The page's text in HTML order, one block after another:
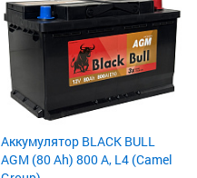
Аккумулятор BLACK BULL
AGM (80 Ah) 800 А, L4 (Camel